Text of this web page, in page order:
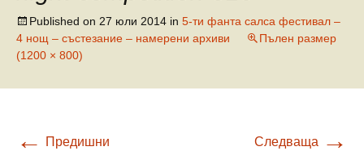
Published on 27 юли 2014 in 5-ти фанта салса фестивал –
4 нощ – състезание – намерени архиви
Пълен размер
(1200 × 800)
← Предишни Следваща →